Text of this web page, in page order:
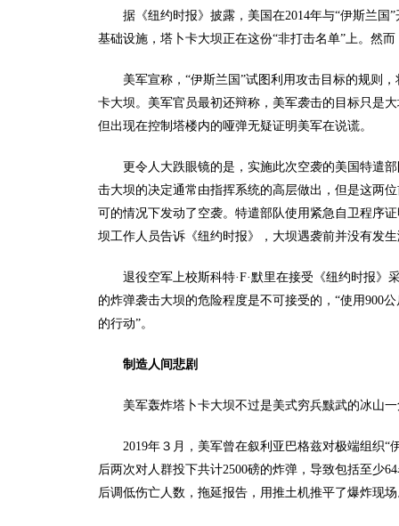
据《纽约时报》披露，美国在2014年与“伊斯兰
基础设施，塔卜卡大坝正在这份“非打击名单”上。然
美军宣称，“伊斯兰国”试图利用攻击目标的规则
卡大坝。美军官员最初还辩称，美军袭击的目标只是
但出现在控制塔楼内的哑弹无疑证明美军在说谎。
更令人大跌眼镜的是，实施此次空袭的美国特遣
击大坝的决定通常由指挥系统的高层做出，但是这两
可的情况下发动了空袭。特遣部队使用紧急自卫程序
坝工作人员告诉《纽约时报》，大坝遇袭前并没有发
退役空军上校斯科特·F·默里在接受《纽约时报
的炸弹袭击大坝的危险程度是不可接受的，“使用900
的行动”。
制造人间悲剧
美军轰炸塔卜卡大坝不过是美式穷兵黩武的冰山
2019年３月，美军曾在叙利亚巴格兹对极端组织
后两次对人群投下共计2500磅的炸弹，导致包括至少
后调低伤亡人数，拖延报告，用推土机推平了爆炸现